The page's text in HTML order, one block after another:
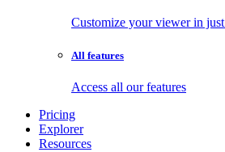
Customize your viewer in
All features
Access all our features
Pricing
Explorer
Resources